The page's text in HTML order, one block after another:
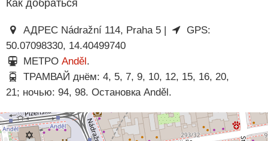
Как добраться
АДРЕС Nádražní 114, Praha 5 |
GPS:
50.07098330, 14.40499740
МЕТРО Anděl.
ТРАМВАЙ днём: 4, 5, 7, 9, 10, 12, 15, 16, 20,
21; ночью: 94, 98. Остановка Anděl.